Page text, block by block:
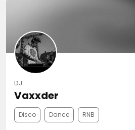
DJ
Vaxxder
Disco Dance RNB